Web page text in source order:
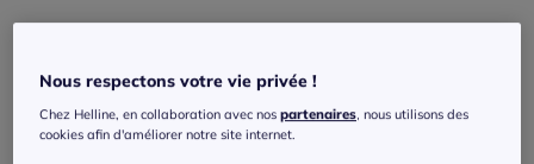
Réf : 784.089.045 5
Nous respectons votre vie privée !
Chez Helline, en collaboration avec nospartenaires , nous utilisons des
cookies afin d'améliorer notre site internet.